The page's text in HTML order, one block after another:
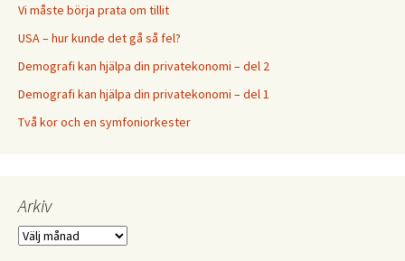
Vi måste börja prata om tillit
USA – hur kunde det gå så fel?
Demografi kan hjälpa din privatekonomi – del 2
Demografi kan hjälpa din privatekonomi – del 1
Två kor och en symfoniorkester
Arkiv
Arkiv